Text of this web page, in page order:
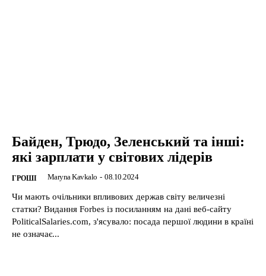
Байден, Трюдо, Зеленський та інші:
які зарплати у світових лідерів
ГРОШІ Maryna Kavkalo - 08.10.2024
Чи мають очільники впливових держав світу величезні
статки? Видання Forbes із посиланням на дані веб-сайту
PoliticalSalaries.com, з'ясувало: посада першої людини в країні
не означає...